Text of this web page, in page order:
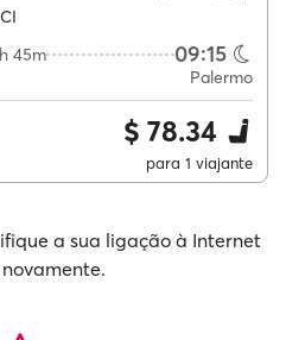
45m 09:15
Palermo
$ 78.34
para 1 viajante
a sua ligação à Internet